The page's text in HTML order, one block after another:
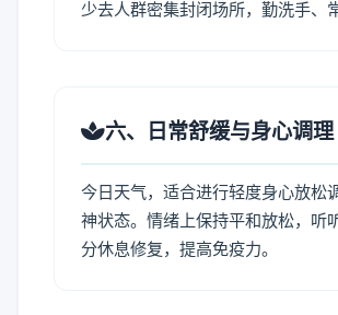
少去人群密集封闭场所，勤洗手、
六、日常舒缓与身心调理
今日天气，适合进行轻度身心放松
神状态。情绪上保持平和放松，听
分休息修复，提高免疫力。